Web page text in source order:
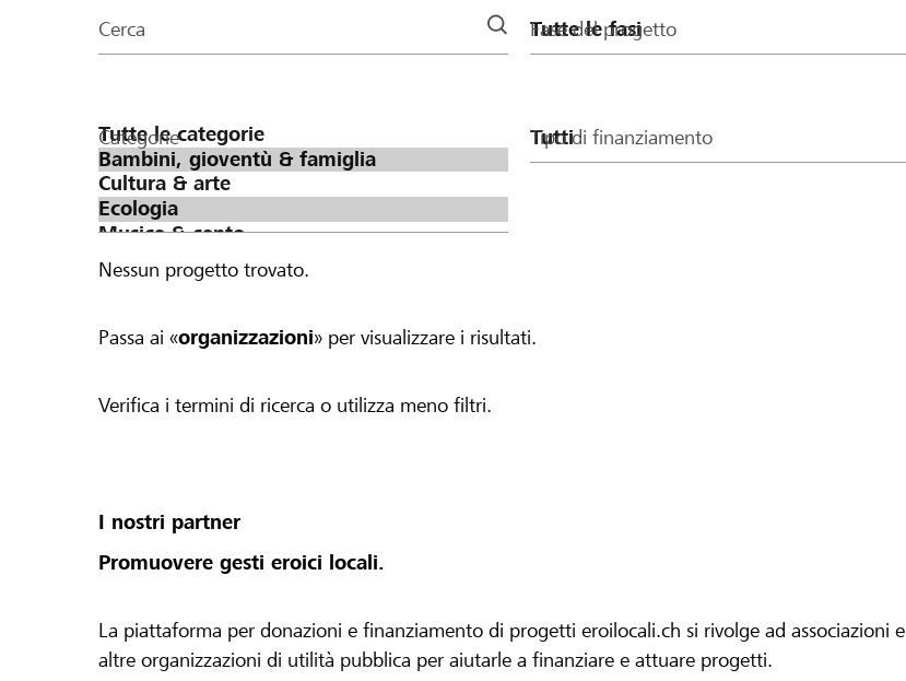
della
Cerca Fase del progetto
Categorie Tipo di finanziamento
Nessun progetto trovato.
Passa ai «organizzazioni» per visualizzare i risultati.
Verifica i termini di ricerca o utilizza meno filtri.
I nostri partner
Promuovere gesti eroici locali.
La piattaforma per donazioni e finanziamento di progetti eroilocali.ch si rivolge ad associazioni e
altre organizzazioni di utilità pubblica per aiutarle a finanziare e attuare progetti.